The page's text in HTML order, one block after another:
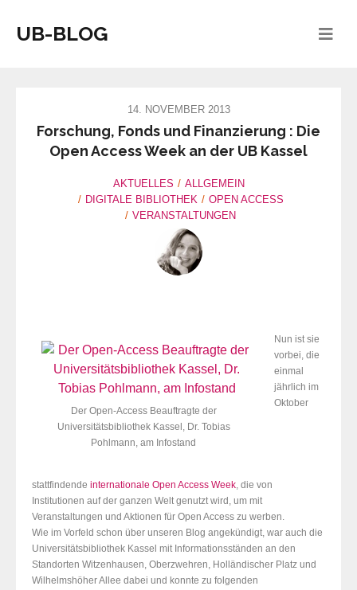
UB-BLOG
14. NOVEMBER 2013
Forschung, Fonds und Finanzierung : Die
Open Access Week an der UB Kassel
AKTUELLES
ALLGEMEIN
DIGITALE BIBLIOTHEK
OPEN ACCESS
VERANSTALTUNGEN
Der Open-Access Beauftragte der
Universitätsbibliothek Kassel, Dr. Tobias
Pohlmann, am Infostand
Nun ist sie
vorbei, die
einmal
jährlich im
Oktober
stattfindende internationale Open Access Week, die von
Institutionen auf der ganzen Welt genutzt wird, um mit
Veranstaltungen und Aktionen für Open Access zu werben.
Wie im Vorfeld schon über unseren Blog angekündigt, war auch die
Universitätsbibliothek Kassel mit Informationsständen an den
Standorten Witzenhausen, Oberzwehren, Holländischer Platz und
Wilhelmshöher Allee dabei und konnte zu folgenden